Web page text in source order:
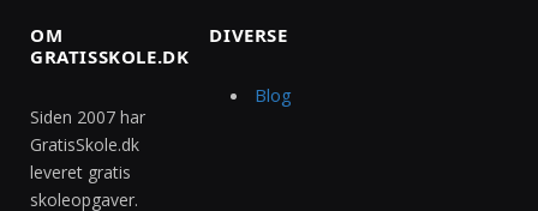
OM
GRATISSKOLE.DK
Siden 2007 har
GratisSkole.dk
leveret gratis
skoleopgaver.
DIVERSE
Blog